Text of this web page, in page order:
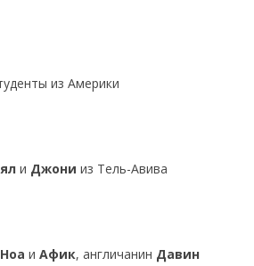
из Америки
и Джони из Тель-Авива
Ноа и Афик, англичанин Давин